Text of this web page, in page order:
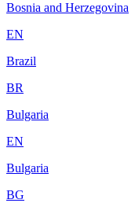
Bosnia and Herzegovina
EN
Brazil
BR
Bulgaria
EN
Bulgaria
BG